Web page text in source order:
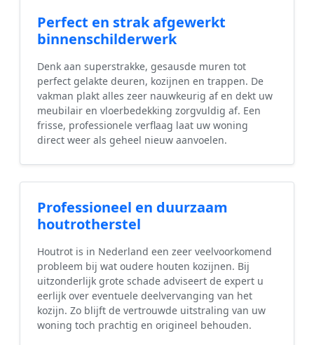
Perfect en strak afgewerkt
binnenschilderwerk
Denk aan superstrakke, gesausde muren tot
perfect gelakte deuren, kozijnen en trappen. De
vakman plakt alles zeer nauwkeurig af en dekt uw
meubilair en vloerbedekking zorgvuldig af. Een
frisse, professionele verflaag laat uw woning
direct weer als geheel nieuw aanvoelen.
Professioneel en duurzaam
houtrotherstel
Houtrot is in Nederland een zeer veelvoorkomend
probleem bij wat oudere houten kozijnen. Bij
uitzonderlijk grote schade adviseert de expert u
eerlijk over eventuele deelvervanging van het
kozijn. Zo blijft de vertrouwde uitstraling van uw
woning toch prachtig en origineel behouden.